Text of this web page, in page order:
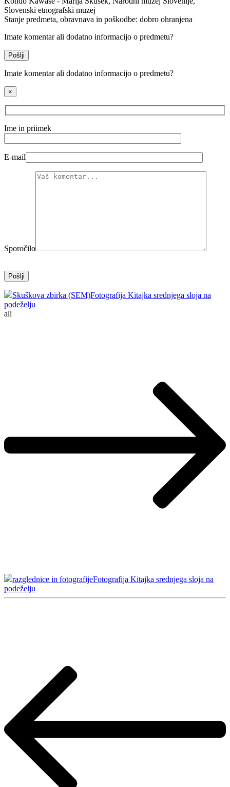
Slovenski etnografski muzej
Stanje predmeta, obravnava in poškodbe: dobro ohranjena
Imate komentar ali dodatno informacijo o predmetu?
Pošlji
Imate komentar ali dodatno informacijo o predmetu?
×
Ime in priimek
E-mail
Sporočilo
Skuškova zbirka (SEM)Fotografija Kitajka srednjega sloja na
podeželju
ali
razglednice in fotografijeFotografija Kitajka srednjega sloja na
podeželju